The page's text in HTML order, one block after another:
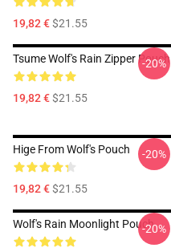
19,82 €$21.55
Tsume Wolf's Rain Zipper Pouch
19,82 €$21.55
-20%
Hige From Wolf's Pouch
19,82 €$21.55
-20%
Wolf's Rain Moonlight Pouch-20%